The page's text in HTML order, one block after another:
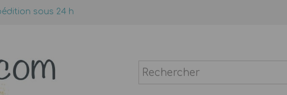
sous 24 h